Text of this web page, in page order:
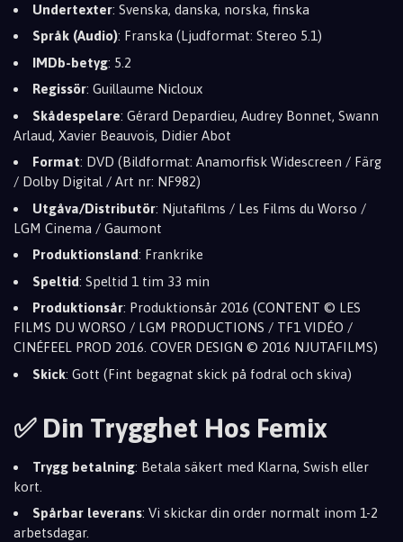
Undertexter: Svenska, danska, norska, finska
Språk (Audio): Franska (Ljudformat: Stereo 5.1)
IMDb-betyg: 5.2
Regissör: Guillaume Nicloux
Skådespelare: Gérard Depardieu, Audrey Bonnet, Swann
Arlaud, Xavier Beauvois, Didier Abot
Format: DVD (Bildformat: Anamorfisk Widescreen / Färg
/ Dolby Digital / Art nr: NF982)
Utgåva/Distributör: Njutafilms / Les Films du Worso /
LGM Cinema / Gaumont
Produktionsland: Frankrike
Speltid: Speltid 1 tim 33 min
Produktionsår: Produktionsår 2016 (CONTENT © LES
FILMS DU WORSO / LGM PRODUCTIONS / TF1 VIDÉO /
CINÉFEEL PROD 2016. COVER DESIGN © 2016 NJUTAFILMS)
Skick: Gott (Fint begagnat skick på fodral och skiva)
✅ Din Trygghet Hos Femix
Trygg betalning: Betala säkert med Klarna, Swish eller
kort.
Spårbar leverans: Vi skickar din order normalt inom 1-2
arbetsdagar.